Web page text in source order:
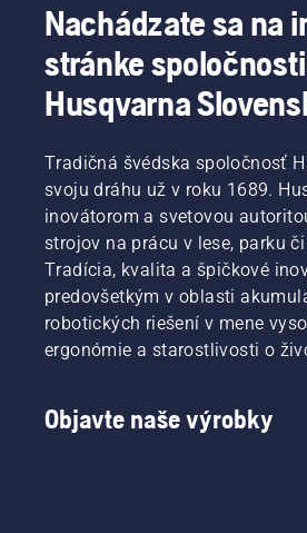
Nachádzate sa na
stránke spoločnosti
Husqvarna
Tradičná švédska spoločnosť
svoju dráhu už v roku 1689.
inovátorom a svetovou
strojov na prácu v lese, parku
Tradícia, kvalita a špičkové
predovšetkým v oblasti
robotických riešení v mene
ergonómie a starostlivosti o
Objavte naše výrobky